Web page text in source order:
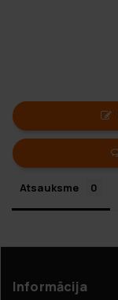
Atsauksme
Informācija